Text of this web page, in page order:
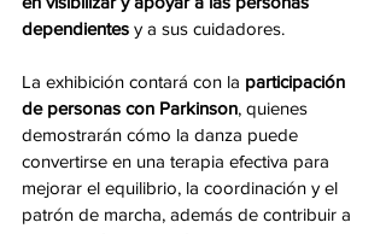
dependientes y a sus cuidadores.
La exhibición contará con la participación
de personas con Parkinson, quienes
demostrarán cómo la danza puede
convertirse en una terapia efectiva para
mejorar el equilibrio, la coordinación y el
patrón de marcha, además de contribuir a